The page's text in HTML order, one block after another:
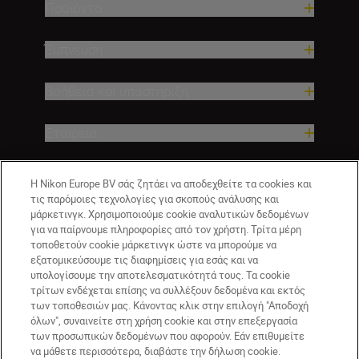
GR Nikon Sites
Επικοινωνήστε μαζί μας
Δήλωση περί απορρήτου
Όροι Χρήσης
Δήλωση cookie
Ρυθμίσεις cookie
© 2026 Nikon
Η Nikon Europe BV σάς ζητάει να αποδεχθείτε τα cookies και
τις παρόμοιες τεχνολογίες για σκοπούς ανάλυσης και
μάρκετινγκ. Χρησιμοποιούμε cookie αναλυτικών δεδομένων
για να παίρνουμε πληροφορίες από τον χρήστη. Τρίτα μέρη
τοποθετούν cookie μάρκετινγκ ώστε να μπορούμε να
εξατομικεύσουμε τις διαφημίσεις για εσάς και να
υπολογίσουμε την αποτελεσματικότητά τους. Τα cookie
τρίτων ενδέχεται επίσης να συλλέξουν δεδομένα και εκτός
των τοποθεσιών μας. Κάνοντας κλικ στην επιλογή "Αποδοχή
όλων", συναινείτε στη χρήση cookie και στην επεξεργασία
των προσωπικών δεδομένων που αφορούν. Εάν επιθυμείτε
να μάθετε περισσότερα, διαβάστε την δήλωση cookie.